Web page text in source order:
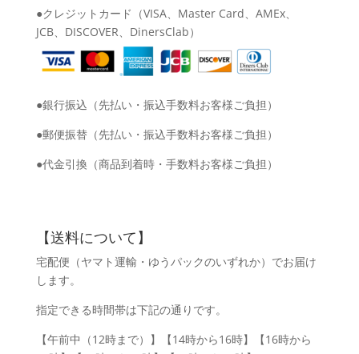
●クレジットカード（VISA、Master Card、AMEx、
JCB、DISCOVER、DinersClab）
●銀行振込（先払い・振込手数料お客様ご負担）
●郵便振替（先払い・振込手数料お客様ご負担）
●代金引換（商品到着時・手数料お客様ご負担）
【送料について】
宅配便（ヤマト運輸・ゆうパックのいずれか）でお届け
します。
指定できる時間帯は下記の通りです。
【午前中（12時まで）】【14時から16時】【16時から